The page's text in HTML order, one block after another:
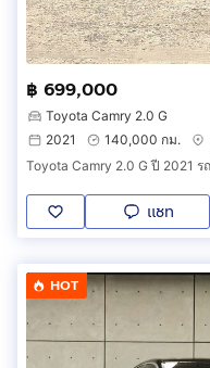
฿ 699,000
Toyota Camry 2.0 G
2021
140,000 กม.
แชท
HOT